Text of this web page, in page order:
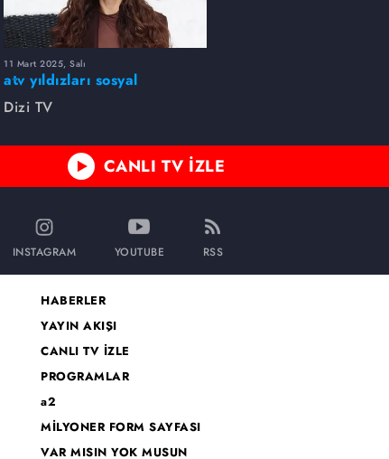
11 Mart 2025, Salı
atv yıldızları sosyal
medyada neler paylaştı?
Dizi TV
CANLI TV İZLE
INSTAGRAM YOUTUBE RSS
HABERLER
YAYIN AKIŞI
CANLI TV İZLE
PROGRAMLAR
a2
MİLYONER FORM SAYFASI
VAR MISIN YOK MUSUN